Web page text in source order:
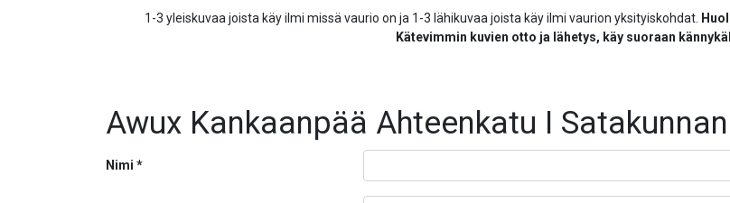
1-3 yleiskuvaa joista käy ilmi missä vaurio on ja 1-3 lähikuvaa joista käy ilmi vaurion yksityiskohdat.
Kätevimmin kuvien otto ja lähetys, käy suoraan
Awux Kankaanpää Ahteenkatu I
Nimi